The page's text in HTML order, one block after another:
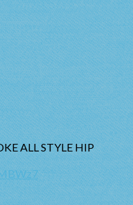
ALL STYLE HIP